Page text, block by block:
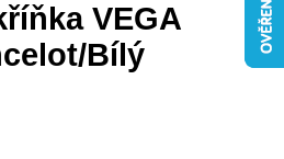
VEGA
Bílý